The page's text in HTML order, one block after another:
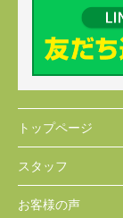
トップページ
スタッフ
お客様の声